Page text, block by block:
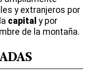
y extranjeros por
capital y por
de la montaña.